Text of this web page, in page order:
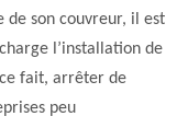
de son couvreur, il est
l’installation de
fait, arrêter de
peu